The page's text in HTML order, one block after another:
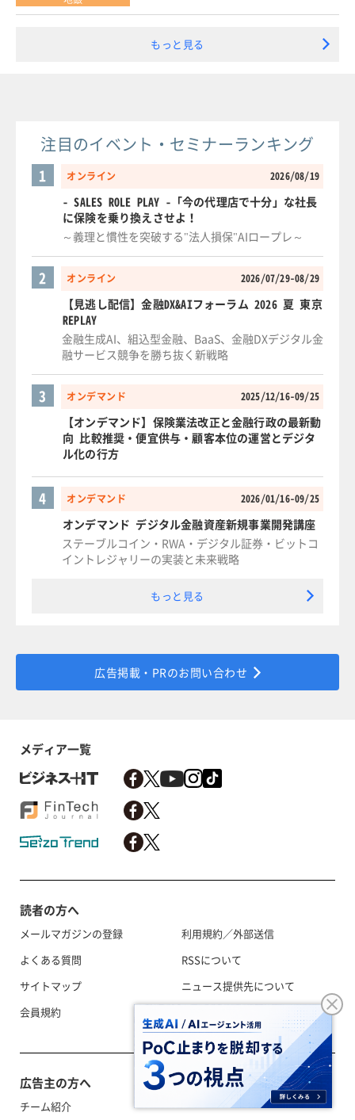
もっと見る
注目のイベント・セミナーランキング
オンライン 2026/08/19
1
- SALES ROLE PLAY -「今の代理店で十分」な社長
に保険を乗り換えさせよ！
～義理と慣性を突破する"法人損保"AIロープレ～
オンライン 2026/07/29-08/29
2
【見逃し配信】金融DX&AIフォーラム 2026 夏 東京
REPLAY
金融生成AI、組込型金融、BaaS、金融DXデジタル金
融サービス競争を勝ち抜く新戦略
オンデマンド 2025/12/16-09/25
3
【オンデマンド】保険業法改正と金融行政の最新動
向 比較推奨・便宜供与・顧客本位の運営とデジタ
ル化の行方
オンデマンド 2026/01/16-09/25
4
オンデマンド デジタル金融資産新規事業開発講座
ステーブルコイン・RWA・デジタル証券・ビットコ
イントレジャリーの実装と未来戦略
もっと見る
広告掲載・PRのお問い合わせ
メディア一覧
読者の方へ
メールマガジンの登録
よくある質問
サイトマップ
会員規約
利用規約／外部送信
RSSについて
ニュース提供先について
広告主の方へ
チーム紹介